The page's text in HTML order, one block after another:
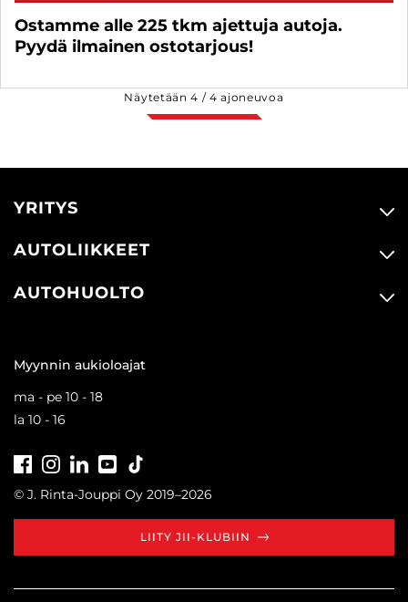
Ostamme alle 225 tkm ajettuja autoja.
Pyydä ilmainen ostotarjous!
Näytetään4 /4 ajoneuvoa
YRITYS
AUTOLIIKKEET
AUTOHUOLTO
Myynnin aukioloajat
ma - pe 10 - 18
la 10 - 16
FacebookInstagramLinkedInYoutube
© J. Rinta-Jouppi Oy 2019–2026
LIITY JII-KLUBIIN